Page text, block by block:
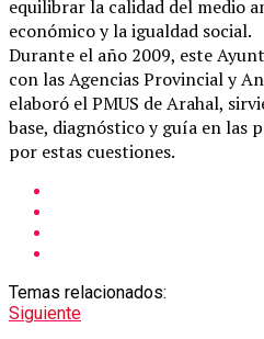
equilibrar la calidad del medio
económico y la igualdad social.
Durante el año 2009, este
con las Agencias Provincial y
elaboró el PMUS de Arahal,
base, diagnóstico y guía en las
por estas cuestiones.
Temas relacionados:
Siguiente